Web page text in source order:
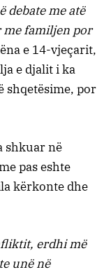
debate me atë
familjen por
e 14-vjeçarit,
e djalit i ka
shqetësime, por
shkuar në
pas eshte
kërkonte dhe
erdhi më
unë në